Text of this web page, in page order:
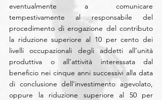
eventualmente a comunicare
tempestivamente al responsabile del
procedimento di erogazione del contributo
la riduzione superiore al 10 per cento dei
livelli occupazionali degli addetti all’unità
produttiva o all’attività interessata dal
beneficio nei cinque anni successivi alla data
di conclusione dell'investimento agevolato,
oppure la riduzione superiore al 50 per